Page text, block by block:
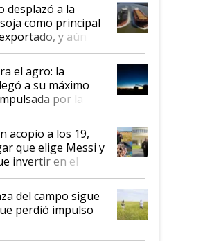
desplazó a la
como principal
y aún así
casi seis de cada
y sostuvo el
un semestre
el agro: la
a su máximo
por la
las exportaciones
acopio a los 19,
que elige Messi y
invertir en el
era como "darle
para droga":
el libertario
dura crisis salió
del campo sigue
perdió impulso